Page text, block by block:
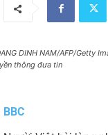
DINH NAM/AFP/Getty
thông đưa tin
BBC